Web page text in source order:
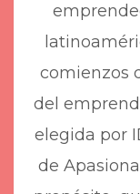
comienzos
del
elegida por
de